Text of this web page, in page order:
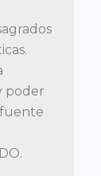
poder
fuente